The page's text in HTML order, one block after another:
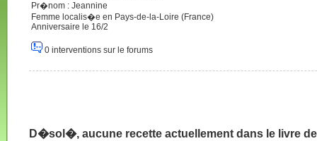
Pr�nom : Jeannine
Femme localis�e en Pays-de-la-Loire (France)
Anniversaire le 16/2
0 interventions sur le forums
D�sol�, aucune recette actuellement dans le livre